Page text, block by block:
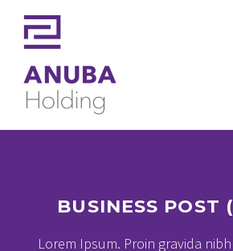
BUSINESS POST
Lorem Ipsum. Proin gravida